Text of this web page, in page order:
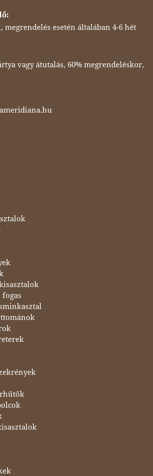
esetén általában 4-6 hét
vagy átutalás, 60% megrendeléskor,